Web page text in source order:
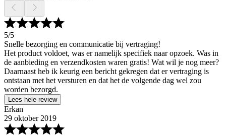
5/5
Snelle bezorging en communicatie bij vertraging!
Het product voldoet, was er namelijk specifiek naar opzoek. Was in
de aanbieding en verzendkosten waren gratis! Wat wil je nog meer?
Daarnaast heb ik keurig een bericht gekregen dat er vertraging is
ontstaan met het versturen en dat het de volgende dag wel zou
worden bezorgd.
Lees hele review
Erkan
29 oktober 2019